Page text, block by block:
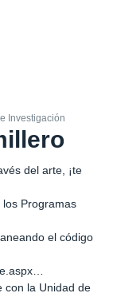
Investigación
del arte, ¡te
Programas
el código
con la Unidad de